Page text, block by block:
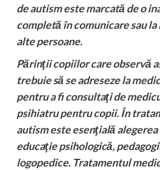
de autism este marcată de o
completă în comunicare sau
alte persoane.
Părinţii copiilor care observă
trebuie să se adreseze la
pentru a fi consultaţi de
psihiatru pentru copii. În
autism este esenţială
educaţie psihologică,
logopedice. Tratamentul